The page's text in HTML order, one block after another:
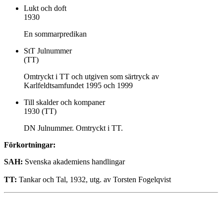
Lukt och doft
1930
En sommarpredikan
StT Julnummer
(TT)
Omtryckt i TT och utgiven som särtryck av
Karlfeldtsamfundet 1995 och 1999
Till skalder och kompaner
1930 (TT)
DN Julnummer. Omtryckt i TT.
Förkortningar:
SAH: Svenska akademiens handlingar
TT: Tankar och Tal, 1932, utg. av Torsten Fogelqvist